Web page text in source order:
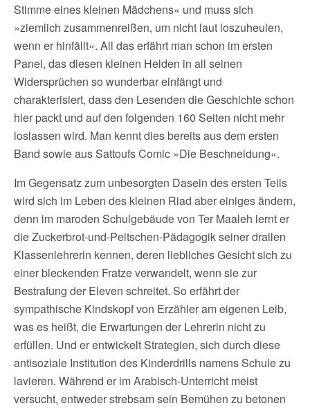
Stimme eines kleinen Mädchens« und muss sich
»ziemlich zusammenreißen, um nicht laut loszuheulen,
wenn er hinfällt«. All das erfährt man schon im ersten
Panel, das diesen kleinen Helden in all seinen
Widersprüchen so wunderbar einfängt und
charakterisiert, dass den Lesenden die Geschichte schon
hier packt und auf den folgenden 160 Seiten nicht mehr
loslassen wird. Man kennt dies bereits aus dem ersten
Band sowie aus Sattoufs Comic »Die Beschneidung«.
Im Gegensatz zum unbesorgten Dasein des ersten Teils
wird sich im Leben des kleinen Riad aber einiges ändern,
denn im maroden Schulgebäude von Ter Maaleh lernt er
die Zuckerbrot-und-Peitschen-Pädagogik seiner drallen
Klassenlehrerin kennen, deren liebliches Gesicht sich zu
einer bleckenden Fratze verwandelt, wenn sie zur
Bestrafung der Eleven schreitet. So erfährt der
sympathische Kindskopf von Erzähler am eigenen Leib,
was es heißt, die Erwartungen der Lehrerin nicht zu
erfüllen. Und er entwickelt Strategien, sich durch diese
antisoziale Institution des Kinderdrills namens Schule zu
lavieren. Während er im Arabisch-Unterricht meist
versucht, entweder strebsam sein Bemühen zu betonen